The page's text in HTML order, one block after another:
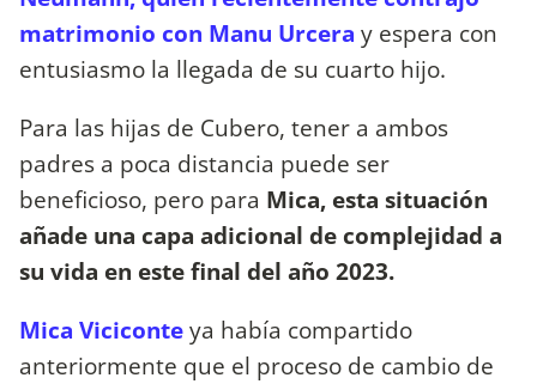
matrimonio con Manu Urcera y espera con
entusiasmo la llegada de su cuarto hijo.
Para las hijas de Cubero, tener a ambos
padres a poca distancia puede ser
beneficioso, pero para Mica, esta situación
añade una capa adicional de complejidad a
su vida en este final del año 2023.
Mica Viciconteya había compartido
anteriormente que el proceso de cambio de